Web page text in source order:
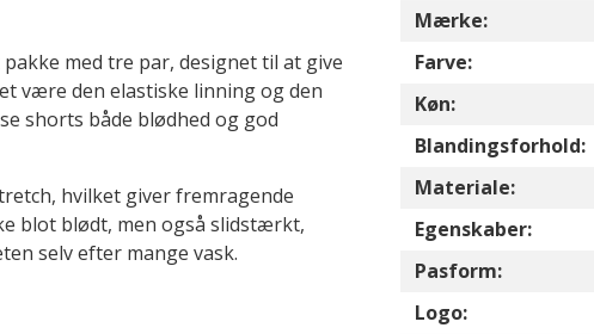
med tre par, designet til at give
være den elastiske linning og den
shorts både blødhed og god
hvilket giver fremragende
blot blødt, men også slidstærkt,
selv efter mange vask.
Mærke:
Farve:
Køn:
Blandingsforhold:
Materiale:
Egenskaber:
Pasform:
Logo: